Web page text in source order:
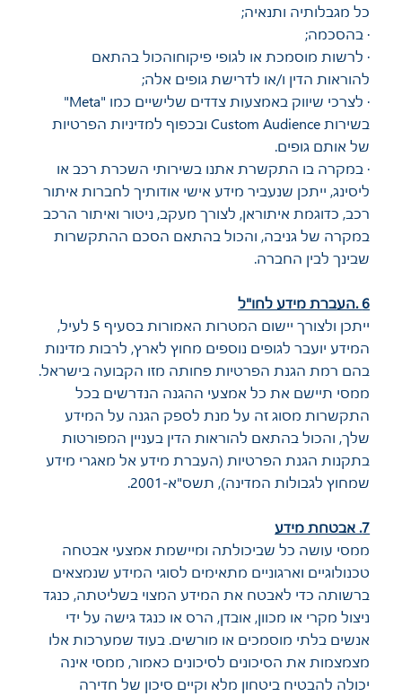
כל מגבלותיה ותנאיה;
· בהסכמה;
· לרשות מוסמכת או לגופי פיקוחוהכול בהתאם
להוראות הדין ו/או לדרישת גופים אלה;
· לצרכי שיווק באמצעות צדדים שלישיים כמו "Meta"
בשירות Custom Audience ובכפוף למדיניות הפרטיות
של אותם גופים.
· במקרה בו התקשרת אתנו בשירותי השכרת רכב או
ליסינג, ייתכן שנעביר מידע אישי אודותיך לחברות איתור
רכב, כדוגמת איתוראן, לצורך מעקב, ניטור ואיתור הרכב
במקרה של גניבה, והכול בהתאם הסכם ההתקשרות
שבינך לבין החברה.
6 .העברת מידע לחו"ל
ייתכן ולצורך יישום המטרות האמורות בסעיף 5 לעיל,
המידע יועבר לגופים נוספים מחוץ לארץ, לרבות מדינות
בהם רמת הגנת הפרטיות פחותה מזו הקבועה בישראל.
ממסי תיישם את כל אמצעי ההגנה הנדרשים בכל
התקשרות מסוג זה על מנת לספק הגנה על המידע
שלך, והכול בהתאם להוראות הדין בעניין המפורטות
בתקנות הגנת הפרטיות (העברת מידע אל מאגרי מידע
שמחוץ לגבולות המדינה), תשס"א-2001.
7. אבטחת מידע
ממסי עושה כל שביכולתה ומיישמת אמצעי אבטחה
טכנולוגיים וארגוניים מתאימים לסוגי המידע שנמצאים
ברשותה כדי לאבטח את המידע המצוי בשליטתה, כנגד
ניצול מקרי או מכוון, אובדן, הרס או כנגד גישה על ידי
אנשים בלתי מוסמכים או מורשים. בעוד שמערכות אלו
מצמצמות את הסיכונים לסיכונים כאמור, ממסי אינה
יכולה להבטיח ביטחון מלא וקיים סיכון של חדירה